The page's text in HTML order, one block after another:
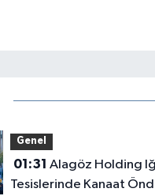
Genel
01:31
Tesislerinde Kanaat